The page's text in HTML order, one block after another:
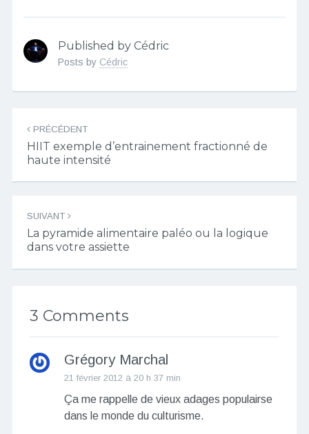
Published by Cédric
Posts by Cédric
Navigation
des
articles
PRÉCÉDENT
HIIT exemple d’entrainement fractionné de
haute intensité
SUIVANT
La pyramide alimentaire paléo ou la logique
dans votre assiette
3 Comments
Grégory Marchal
21 février 2012 à 20 h 37 min
Ça me rappelle de vieux adages populairse
dans le monde du culturisme.